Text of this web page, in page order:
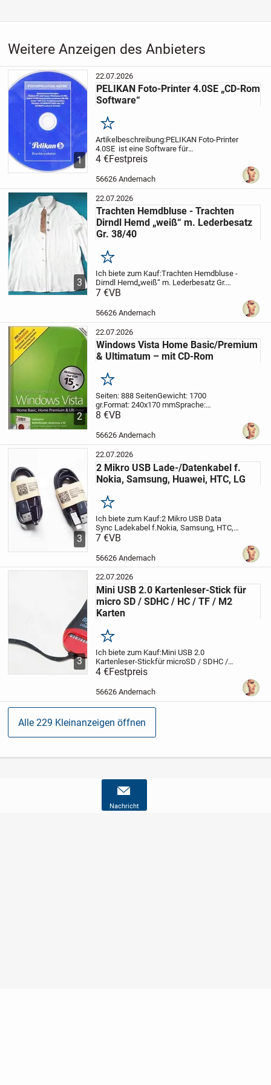
der Gegenstand schlecht abzubilden sein wird ein Foto von der
Verpackung eingestellt.
Die Beschreibung erfolgte nach bestem Wissen und Gewissen.
Nachricht
Weitere Anzeigen des Anbieters
1
22.07.2026
PELIKAN Foto-Printer 4.0SE „CD-Rom
Software“
Merken
Artikelbeschreibung:PELIKAN Foto-Printer
4.0SE ist eine Software für
Druckerzubehör
PC oder besser Mindestens 32MB, besser
64MB Hauptspeicher,
4 €Festpreis
56626 Andernach
3
22.07.2026
Trachten Hemdbluse - Trachten
Dirndl Hemd „weiß“ m. Lederbesatz
Gr. 38/40
Merken
Ich biete zum Kauf:Trachten Hemdbluse -
Dirndl Hemd„weiß“ m. Lederbesatz Gr.
38/40 Artikelbeschreibung:
Lederbesatz auf der Knopfleiste.
7 €VB
56626 Andernach
2
22.07.2026
Windows Vista Home Basic/Premium
& Ultimatum – mit CD-Rom
Merken
Seiten: 888 SeitenGewicht: 1700
gr.Format: 240x170 mmSprache:
Deutsch
7723-1140-6 Kurzbeschreibung:
8 €VB
56626 Andernach
3
22.07.2026
2 Mikro USB Lade-/Datenkabel f.
Nokia, Samsung, Huawei, HTC, LG
Merken
Ich biete zum Kauf:2 Mikro USB Data
Sync Ladekabel f.Nokia, Samsung, HTC,
LG, Blackberry
über einen microUSB-Anschluss verfügen
mit...
7 €VB
56626 Andernach
3
22.07.2026
Mini USB 2.0 Kartenleser-Stick für
micro SD / SDHC / HC / TF / M2
Karten
Merken
Ich biete zum Kauf:Mini USB 2.0
Kartenleser-Stickfür microSD / SDHC /
HC / TF / M2 Karten
handlicher Mini USB-Kartenleser mit
Lese- u. Schreibslot für fast alle
gängigen...
4 €Festpreis
56626 Andernach
Alle 229 Kleinanzeigen öffnen